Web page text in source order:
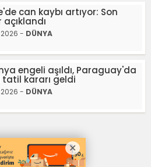
can kaybı artıyor: Son
açıklandı
- DÜNYA
engeli aşıldı, Paraguay'da
tatil kararı geldi
- DÜNYA